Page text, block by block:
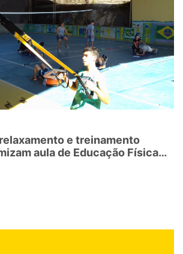
e treinamento
aula de Educação Física